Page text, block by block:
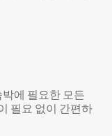
에 필요한 모든
필요 없이 간편하